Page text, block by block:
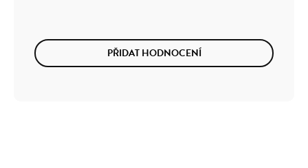
PŘIDAT HODNOCENÍ